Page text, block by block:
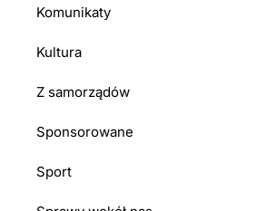
Komunikaty
Kultura
Z samorządów
Sponsorowane
Sport